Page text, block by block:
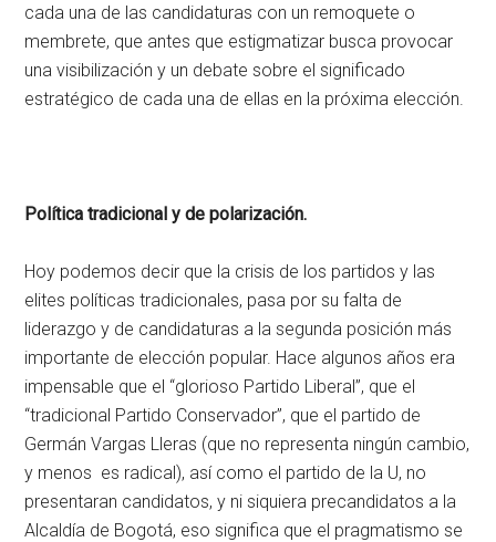
cada una de las candidaturas con un remoquete o
membrete, que antes que estigmatizar busca provocar
una visibilización y un debate sobre el significado
estratégico de cada una de ellas en la próxima elección.
Política tradicional y de polarización.
Hoy podemos decir que la crisis de los partidos y las
elites políticas tradicionales, pasa por su falta de
liderazgo y de candidaturas a la segunda posición más
importante de elección popular. Hace algunos años era
impensable que el “glorioso Partido Liberal”, que el
“tradicional Partido Conservador”, que el partido de
Germán Vargas Lleras (que no representa ningún cambio,
y menos es radical), así como el partido de la U, no
presentaran candidatos, y ni siquiera precandidatos a la
Alcaldía de Bogotá, eso significa que el pragmatismo se